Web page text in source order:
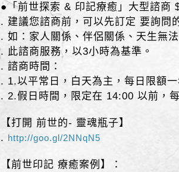
●「前世探索 & 印記療癒」大型諮商
. 建議您諮商前，可以先訂定 要詢問
. 如：家人關係、伴侶關係、天生無
. 此諮商服務，以3小時為基準。
. 諮商時間：
. 1.以平常日，白天為主，每日限額
. 2.假日時間，限定在 14:00 以前，
【打開 前世的- 靈魂瓶子】
. http://goo.gl/2NNqN5
【前世印記 療癒案例】：